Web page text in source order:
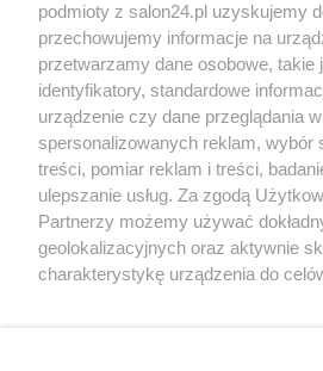
Społeczeństwo
Kultura
X Facebook
podmioty z salon24.pl uzyskujemy
przechowujemy informacje na
przetwarzamy dane osobowe, takie
identyfikatory, standardowe
urządzenie czy dane przeglądania
spersonalizowanych reklam, wybór
treści, pomiar reklam i treści,
ulepszanie usług. Za zgodą
Partnerzy możemy używać
geolokalizacyjnych oraz aktywnie
charakterystykę urządzenia do